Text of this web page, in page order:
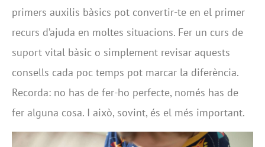
primers auxilis bàsics pot convertir-te en el primer
recurs d’ajuda en moltes situacions. Fer un curs de
suport vital bàsic o simplement revisar aquests
consells cada poc temps pot marcar la diferència.
Recorda: no has de fer-ho perfecte, només has de
fer alguna cosa. I això, sovint, és el més important.